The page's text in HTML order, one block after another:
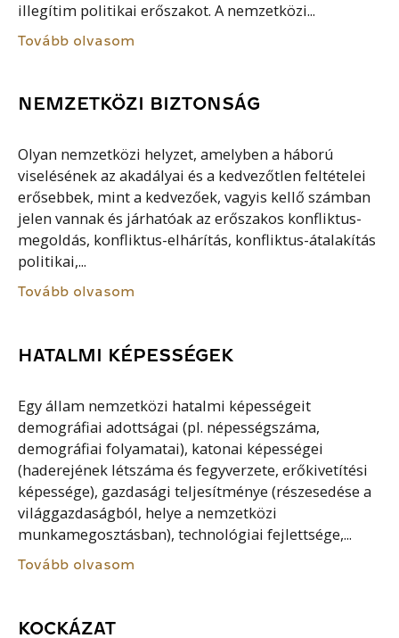
illegítim politikai erőszakot. A nemzetközi...
Tovább olvasom
NEMZETKÖZI BIZTONSÁG
Olyan nemzetközi helyzet, amelyben a háború
viselésének az akadályai és a kedvezőtlen feltételei
erősebbek, mint a kedvezőek, vagyis kellő számban
jelen vannak és járhatóak az erőszakos konfliktus-
megoldás, konfliktus-elhárítás, konfliktus-átalakítás
politikai,...
Tovább olvasom
HATALMI KÉPESSÉGEK
Egy állam nemzetközi hatalmi képességeit
demográfiai adottságai (pl. népességszáma,
demográfiai folyamatai), katonai képességei
(haderejének létszáma és fegyverzete, erőkivetítési
képessége), gazdasági teljesítménye (részesedése a
világgazdaságból, helye a nemzetközi
munkamegosztásban), technológiai fejlettsége,...
Tovább olvasom
KOCKÁZAT